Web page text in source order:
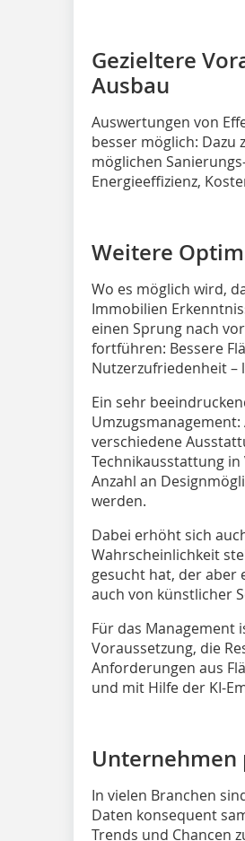
Gezieltere
Ausbau
Auswertungen von
besser möglich: Dazu
möglichen
Energieeffizienz,
Weitere
Wo es möglich wird,
Immobilien
einen Sprung nach
fortführen: Bessere
Nutzerzufriedenheit
Ein sehr
verschiedene
Technikausstattung
Anzahl an
werden.
Dabei erhöht sich
Wahrscheinlichkeit
gesucht hat, der aber
auch von künstlicher
Für das Management
Voraussetzung, die
Anforderungen aus
und mit Hilfe der KI-
Unternehmen
In vielen Branchen
Daten konsequent
Trends und Chancen